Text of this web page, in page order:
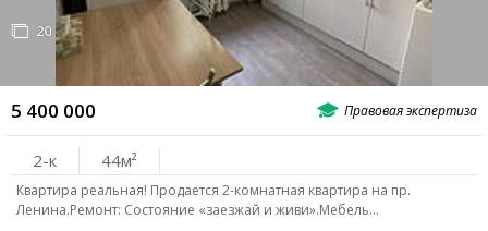
5 400 000
20
2-к 44
Квартира реальная! Продается 2-комнатная квартира на пр.
Ленина.Ремонт: Состояние «заезжай и живи».Мебель…